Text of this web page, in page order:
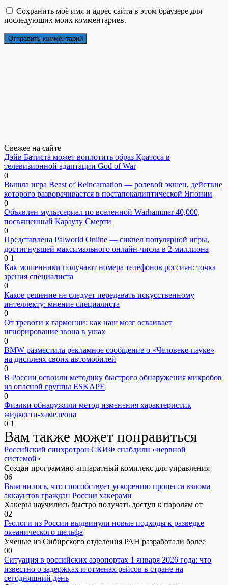
Сохранить моё имя и адрес сайта в этом браузере для
последующих моих комментариев.
Свежее на сайте
Дэйв Батиста может воплотить образ Кратоса в
телевизионной адаптации God of War
0
Вышла игра Beast of Reincarnation — ролевой экшен, действие
которого разворачивается в постапокалиптической Японии
0
Объявлен мультсериал по вселенной Warhammer 40,000,
посвященный Караулу Смерти
0
Представлена Palworld Online — сиквел популярной игры,
достигнувшей максимального онлайн-числа в 2 миллиона
0 1
Как мошенники получают номера телефонов россиян: точка
зрения специалиста
0
Какое решение не следует передавать искусственному
интеллекту: мнение специалиста
0
От тревоги к гармонии: как наш мозг осваивает
игнорирование звона в ушах
0
BMW разместила рекламное сообщение о «Человеке-пауке»
на дисплеях своих автомобилей
0
В России освоили методику быстрого обнаружения микробов
из опасной группы ESKAPE
0
Физики обнаружили метод изменения характеристик
жидкости-хамелеона
0 1
Вам также может понравиться
Российский синхротрон СКИФ снабдили «нервной
системой»
Создан программно-аппаратный комплекс для управления
06
Выяснилось, что способствует ускорению процесса взлома
аккаунтов граждан России хакерами
Хакеры научились быстро получать доступ к паролям от
02
Геологи из России выдвинули новые подходы к разведке
океанического шельфа
Ученые из Сибирского отделения РАН разработали более
00
Ситуация в российских аэропортах 1 января 2026 года: что
известно о задержках и отменах рейсов в стране на
сегодняшний день